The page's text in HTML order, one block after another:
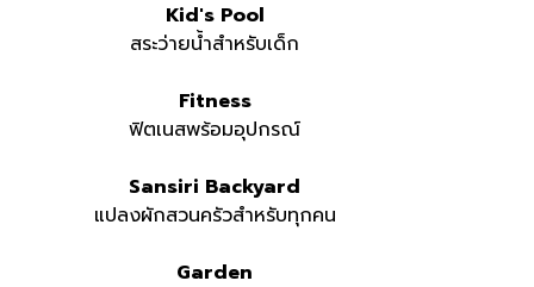
Kid's Pool
สระว่ายน้ำสำหรับเด็ก
Fitness
ฟิตเนสพร้อมอุปกรณ์
Sansiri Backyard
แปลงผักสวนครัวสำหรับทุกคน
Garden